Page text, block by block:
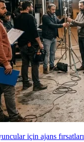
için ajans fırsatları